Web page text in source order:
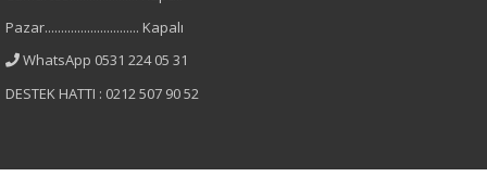
Truvakar Kol
Pazar............................. Kapalı
WhatsApp 0531 224 05 31
DESTEK HATTI : 0212 507 90 52